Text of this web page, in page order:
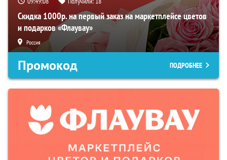
Скидка 1000р. на первый заказ на маркетплейсе цветов
и подарков «Флаувау»
Россия
Промокод ПОДРОБНЕЕ